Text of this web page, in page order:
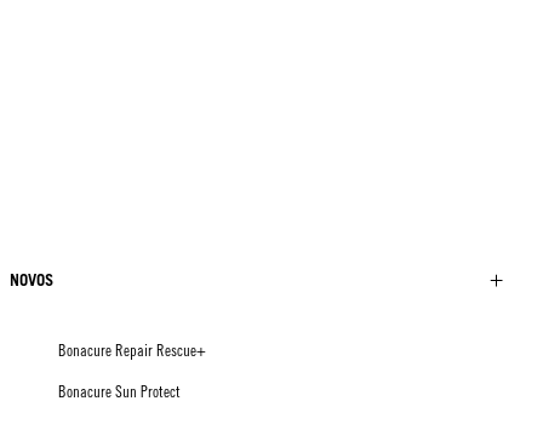
NOVOS
Bonacure Repair Rescue+
Bonacure Sun Protect